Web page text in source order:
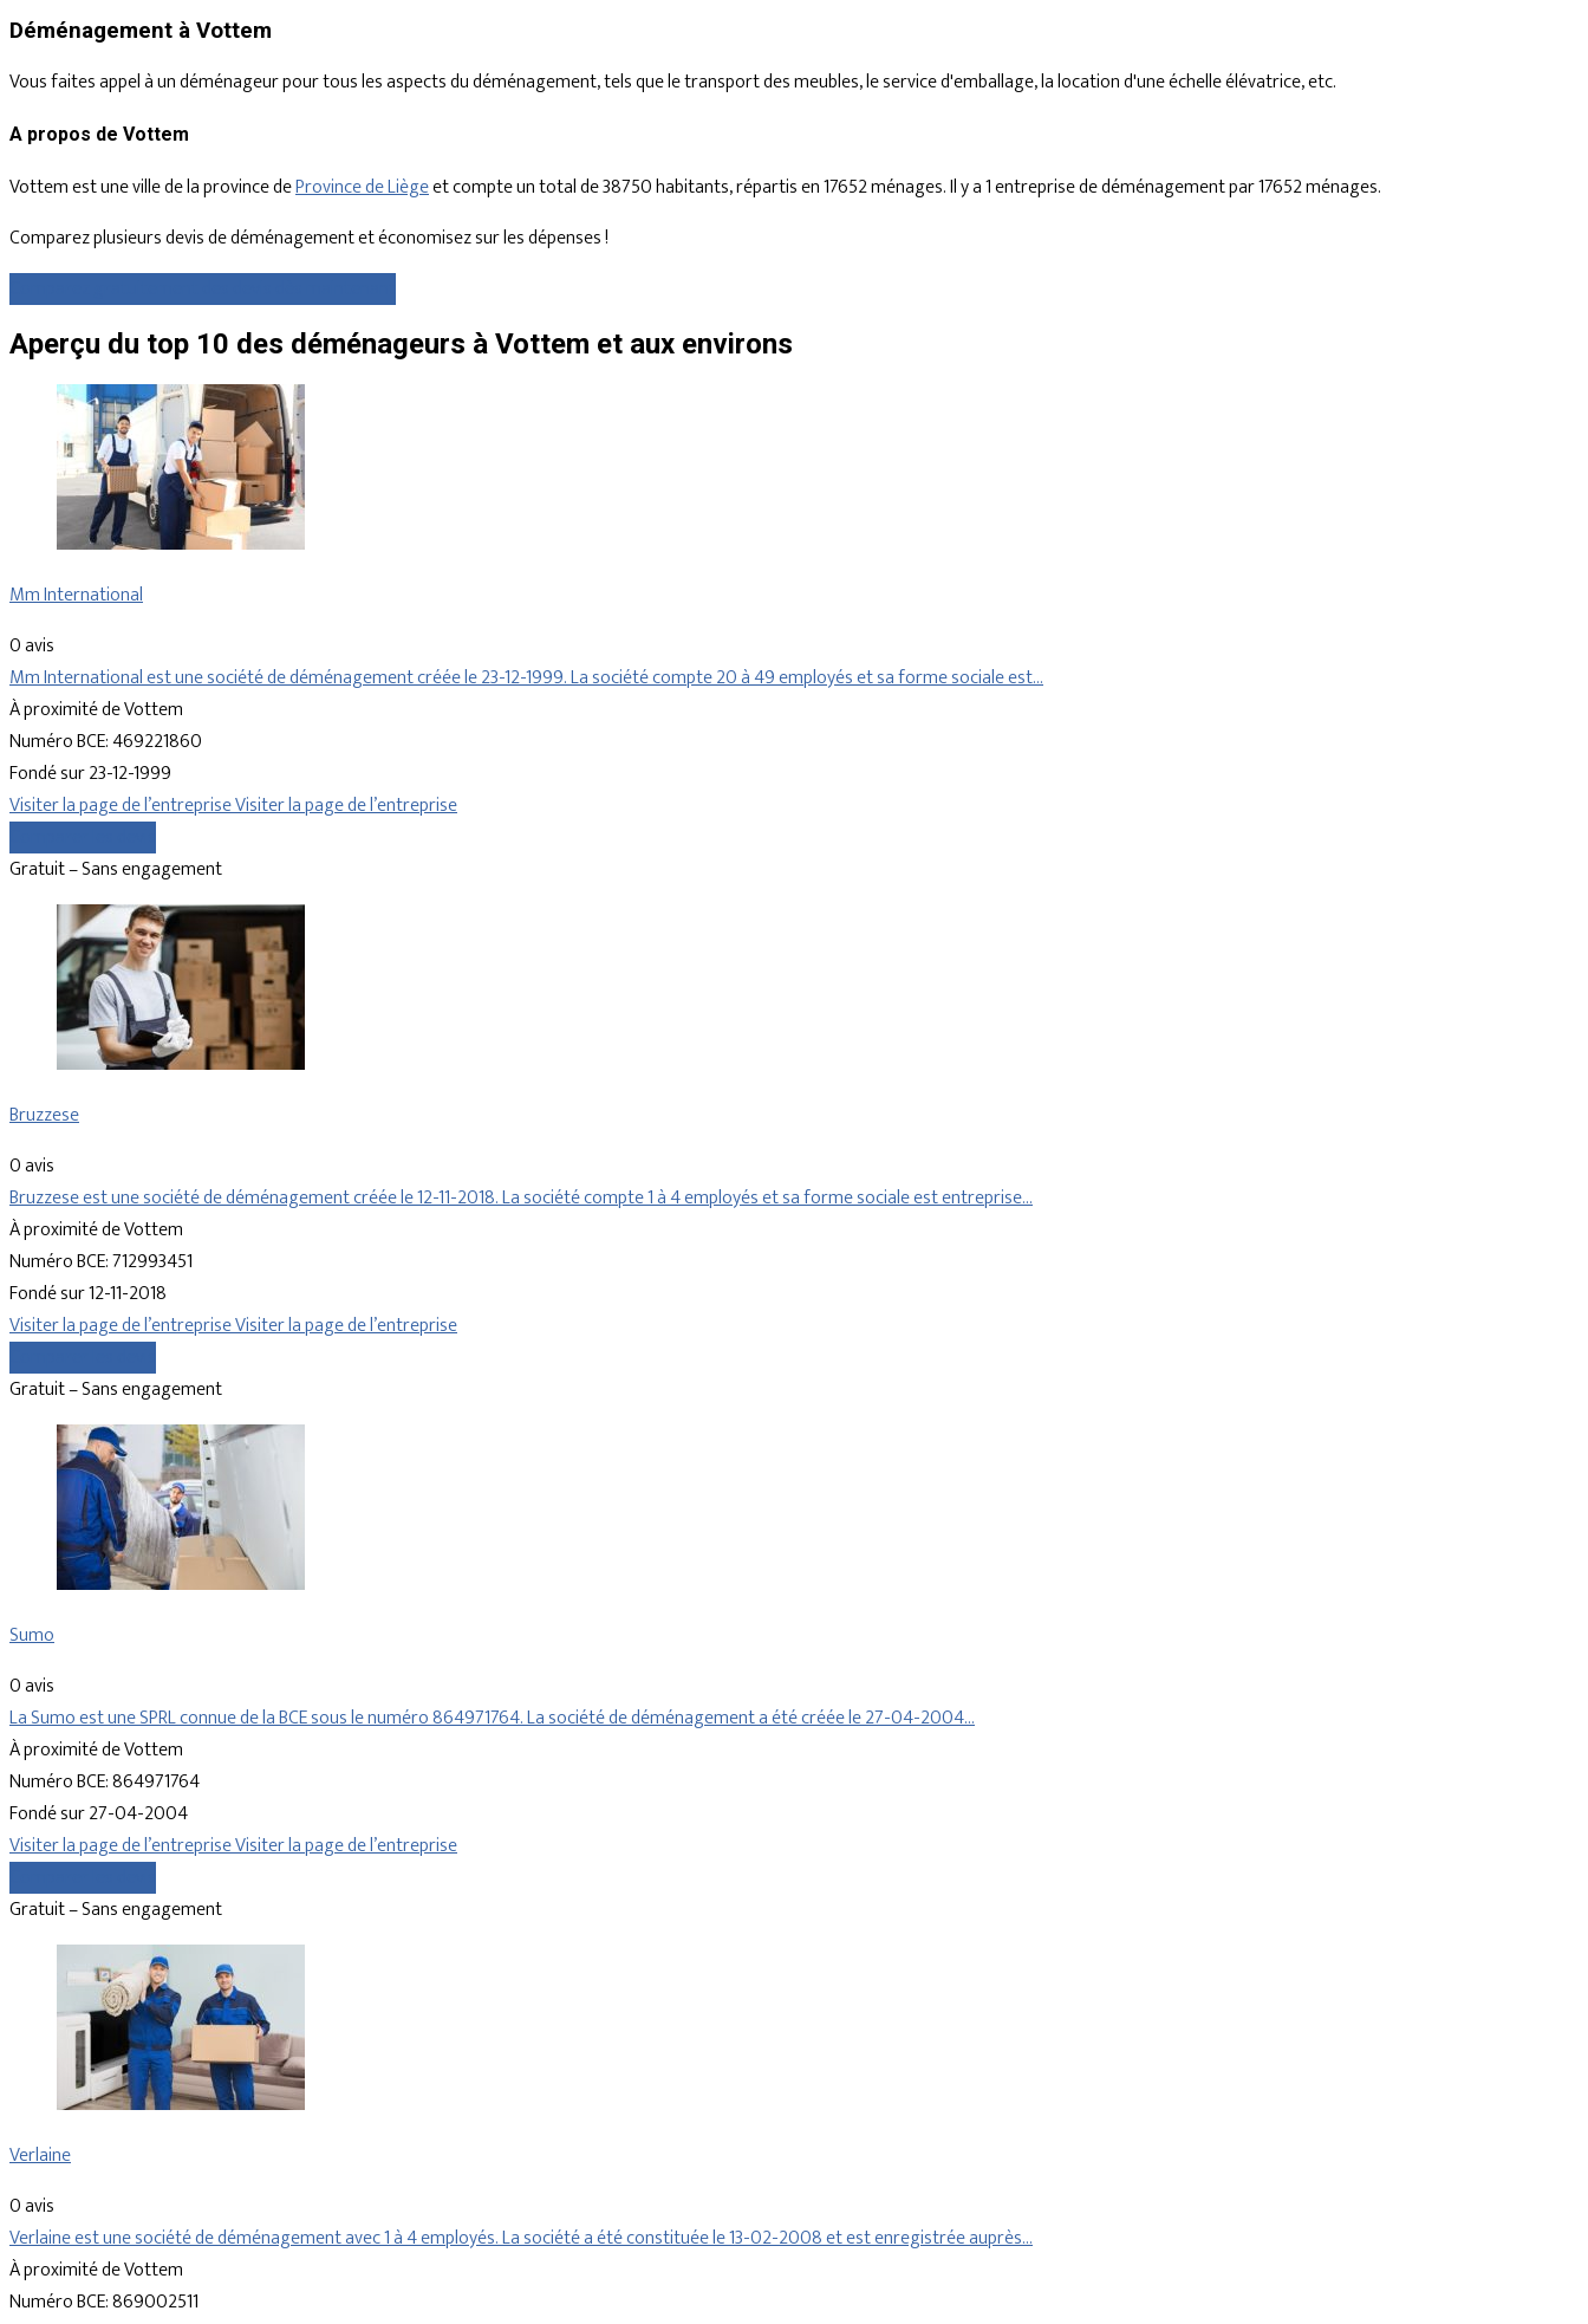
Déménagement à Vottem
Vous faites appel à un déménageur pour tous les aspects du déménagement, tels que le transport des meubles, le service d'emballage, la location d'une échelle élévatrice, etc.
A propos de Vottem
Vottem est une ville de la province deProvince de Liègeet compte un total de 38750 habitants, répartis en 17652 ménages. Il y a 1 entreprise de déménagement par 17652 ménages.
Comparez plusieurs devis de déménagement et économisez sur les dépenses !
Aperçu du top 10 des déménageurs à Vottem et aux environs
Mm International
0 avis
Mm International est une société de déménagement créée le 23-12-1999. La société compte 20 à 49 employés et sa forme sociale est…
À proximité de Vottem
Numéro BCE: 469221860
Fondé sur 23-12-1999
Visiter la page de l’entrepriseVisiter la page de l’entreprise
Gratuit – Sans engagement
Bruzzese
0 avis
Bruzzese est une société de déménagement créée le 12-11-2018. La société compte 1 à 4 employés et sa forme sociale est entreprise…
À proximité de Vottem
Numéro BCE: 712993451
Fondé sur 12-11-2018
Visiter la page de l’entrepriseVisiter la page de l’entreprise
Gratuit – Sans engagement
Sumo
0 avis
La Sumo est une SPRL connue de la BCE sous le numéro 864971764. La société de déménagement a été créée le 27-04-2004…
À proximité de Vottem
Numéro BCE: 864971764
Fondé sur 27-04-2004
Visiter la page de l’entrepriseVisiter la page de l’entreprise
Gratuit – Sans engagement
Verlaine
0 avis
Verlaine est une société de déménagement avec 1 à 4 employés. La société a été constituée le 13-02-2008 et est enregistrée auprès…
À proximité de Vottem
Numéro BCE: 869002511